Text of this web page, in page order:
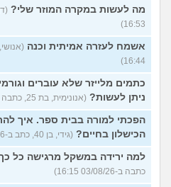
מה לעשות במקרה המוזר שלי?
16:53)
אשמח לעזרה אמיתית וכנה
16:44)
כתמים מלייזר שלא עוברים
ניתן לעשות? (אנונימית, בת 25, כתבה ב-03/08/26 16:33)
הפכתי למורה בבית ספר. איך
הכישלון בחיים? (גידי, בן 40, כתב ב-03/08/26 16:24)
למה ירידה במשקל מרגישה כל
כתבה ב-03/08/26 16:15)